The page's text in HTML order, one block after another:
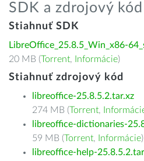
SDK a zdrojový kód
Stiahnuť SDK
LibreOffice_25.8.5_Win_x86-
20 MB (Torrent, Informácie)
Stiahnuť zdrojový kód
libreoffice-25.8.5.2.tar.xz
274 MB (Torrent,
libreoffice-dictionaries-
59 MB (Torrent, Informácie)
libreoffice-help-